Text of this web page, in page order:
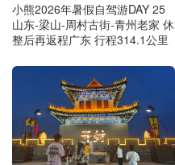
小熊2026年暑假自驾游DAY 25
山东-梁山-周村古街-青州老家 休
整后再返程广东 行程314.1公里